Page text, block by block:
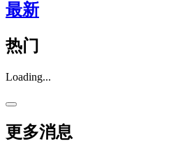
最新
热门
Loading...
更多消息